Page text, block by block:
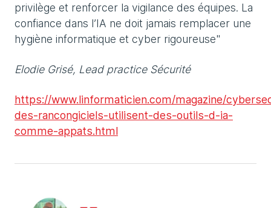
privilège et renforcer la vigilance des équipes. La
confiance dans l’IA ne doit jamais remplacer une
hygiène informatique et cyber rigoureuse"
Elodie Grisé, Lead practice Sécurité
https://www.linformaticien.com/magazine/
des-rancongiciels-utilisent-des-outils-d-ia-
comme-appats.html